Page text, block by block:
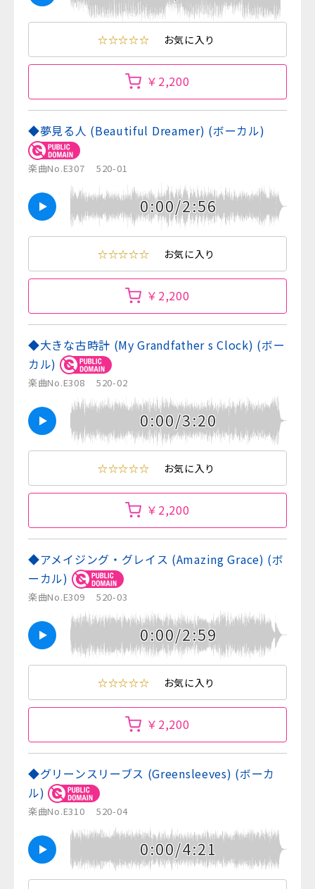
☆☆☆☆☆ お気に入り
￥2,200
◆夢見る人 (Beautiful Dreamer) (ボーカル)
楽曲No.E307 520-01
0:00/2:56
☆☆☆☆☆ お気に入り
￥2,200
◆大きな古時計 (My Grandfather s Clock) (ボー
カル)
楽曲No.E308 520-02
0:00/3:20
☆☆☆☆☆ お気に入り
￥2,200
◆アメイジング・グレイス (Amazing Grace) (ボ
ーカル)
楽曲No.E309 520-03
0:00/2:59
☆☆☆☆☆ お気に入り
￥2,200
◆グリーンスリーブス (Greensleeves) (ボーカ
ル)
楽曲No.E310 520-04
0:00/4:21